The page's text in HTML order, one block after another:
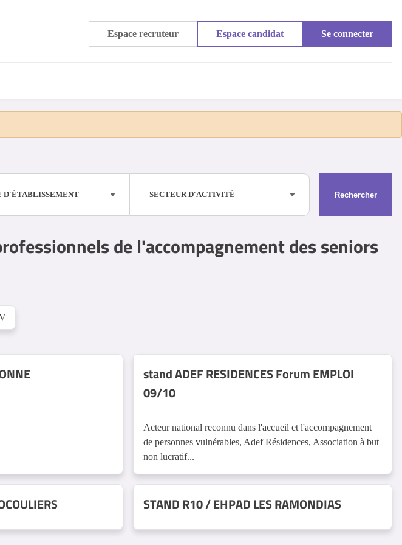
Espace recruteur Espace candidat Se connecter
D'ÉTABLISSEMENT SECTEUR D'ACTIVITÉ Rechercher
de l'accompagnement des seniors
stand ADEF RESIDENCES Forum EMPLOI
09/10
Acteur national reconnu dans l'accueil et l'accompagnement
de personnes vulnérables, Adef Résidences, Association à but
non lucratif...
STAND R10 / EHPAD LES RAMONDIAS